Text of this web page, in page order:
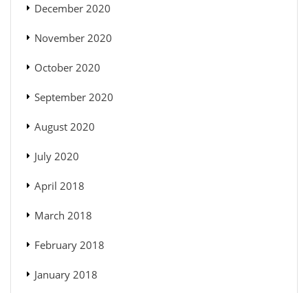
December 2020
November 2020
October 2020
September 2020
August 2020
July 2020
April 2018
March 2018
February 2018
January 2018